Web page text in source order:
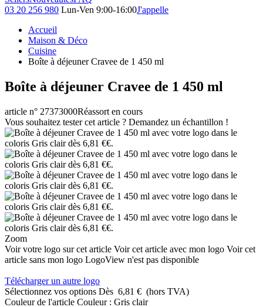
03 20 256 980 Lun-Ven 9:00-16:00J'appelle
Accueil
Maison & Déco
Cuisine
Boîte à déjeuner Cravee de 1 450 ml
Boîte à déjeuner Cravee de 1 450 ml
article n° 27373000Réassort en cours
Vous souhaitez tester cet article ? Demandez un échantillon !
Zoom
Voir votre logo sur cet article Voir cet article avec mon logo Voir cet
article sans mon logo LogoView n'est pas disponible
Télécharger un autre logo
Sélectionnez vos options Dès 6,81 € (hors TVA)
Couleur de l'article Couleur : Gris clair